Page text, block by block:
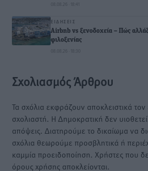
08.08.26 · 18:41
ΕΙΔΉΣΕΙΣ
Airbnb vs ξενοδοχεία – Πώς
φιλοξενίας
08.08.26 · 18:30
Σχολιασμός Άρθρου
Τα σχόλια εκφράζουν αποκλειστικά τον
σχολιαστή. Η Δημοκρατική δεν υιοθετεί
απόψεις. Διατηρούμε το δικαίωμα να
σχόλια θεωρούμε προσβλητικά ή
καμμία προειδοποίηση. Χρήστες που
όρους χρήσης αποκλείονται.